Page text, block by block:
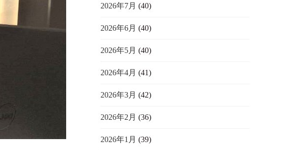
2026年7月 (40)
2026年6月 (40)
2026年5月 (40)
2026年4月 (41)
2026年3月 (42)
2026年2月 (36)
2026年1月 (39)